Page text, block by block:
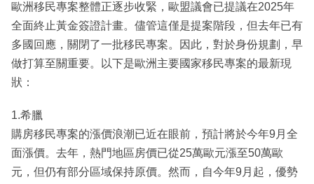
歐洲移民專案整體正逐步收緊，歐盟議會已提議在2025年
全面終止黃金簽證計畫。儘管這僅是提案階段，但去年已有
多國回應，關閉了一批移民專案。因此，對於身份規劃，早
做打算至關重要。以下是歐洲主要國家移民專案的最新現
狀：
1.希臘
購房移民專案的漲價浪潮已近在眼前，預計將於今年9月全
面漲價。去年，熱門地區房價已從25萬歐元漲至50萬歐
元，但仍有部分區域保持原價。然而，自今年9月起，優勢